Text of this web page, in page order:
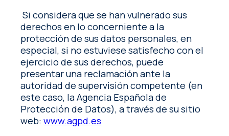
Si considera que se han vulnerado sus
derechos en lo concerniente a la
protección de sus datos personales, en
especial, si no estuviese satisfecho con el
ejercicio de sus derechos, puede
presentar una reclamación ante la
autoridad de supervisión competente (en
este caso, la Agencia Española de
Protección de Datos), a través de su sitio
web:www.agpd.es